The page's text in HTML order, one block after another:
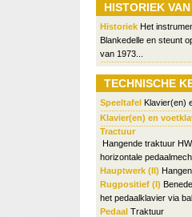
HISTORIEK
Historiek Het
Blankedelle en steunt
van 1973...
TECHNISCHE
Speeltafel Klavier(en)
Klavier(en) en
Tractuur
Hangende traktuur
horizontale
Hauptwerk (II)
Rugpositief (I)
het pedaalklavier via
Pedaal Traktuur